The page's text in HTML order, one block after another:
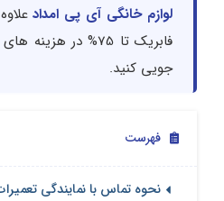
لوازم خانگی آی پی امداد
فابریک تا 75% در
جویی کنید.
فهرست
نحوه تماس با نمایندگی